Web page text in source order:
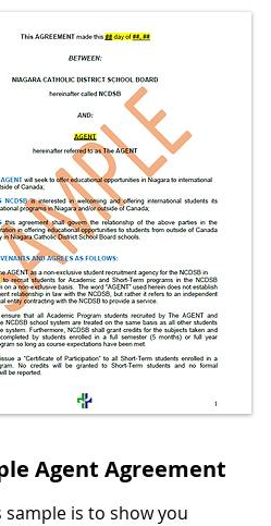
Agent Agreement
sample is to show you